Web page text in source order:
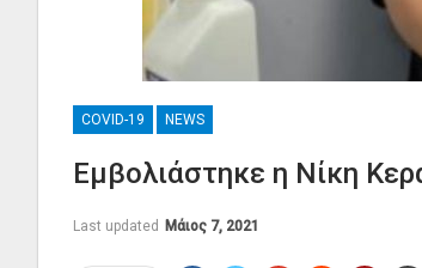
COVID-19 NEWS
Εμβολιάστηκε η Νίκη
Last updated Μάιος 7, 2021